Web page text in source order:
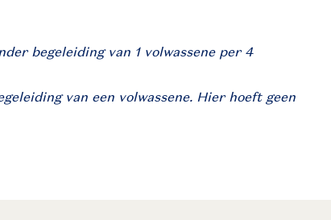
begeleiding van 1 volwassene per 4
van een volwassene. Hier hoeft geen